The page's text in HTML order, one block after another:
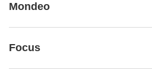
Mondeo
Focus